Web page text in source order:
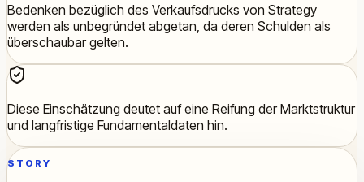
Bedenken bezüglich des Verkaufsdrucks von Strategy
werden als unbegründet abgetan, da deren Schulden als
überschaubar gelten.
Diese Einschätzung deutet auf eine Reifung der Marktstruktur
und langfristige Fundamentaldaten hin.
STORY